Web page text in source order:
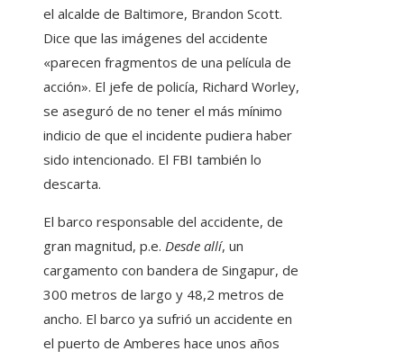
el alcalde de Baltimore, Brandon Scott.
Dice que las imágenes del accidente
«parecen fragmentos de una película de
acción». El jefe de policía, Richard Worley,
se aseguró de no tener el más mínimo
indicio de que el incidente pudiera haber
sido intencionado. El FBI también lo
descarta.
El barco responsable del accidente, de
gran magnitud, p.e. Desde allí, un
cargamento con bandera de Singapur, de
300 metros de largo y 48,2 metros de
ancho. El barco ya sufrió un accidente en
el puerto de Amberes hace unos años